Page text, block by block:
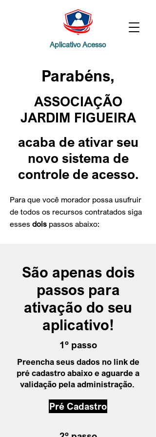
Aplicativo Acesso
Parabéns,
ASSOCIAÇÃO
JARDIM FIGUEIRA
acaba de ativar seu
novo sistema de
controle de acesso.
Para que você morador possa usufruir
de todos os recursos contratados siga
esses dois passos abaixo:
São apenas dois
passos para
ativação do seu
aplicativo!
1º passo
Preencha seus dados no link de
pré cadastro abaixo e aguarde a
validação pela administração.
Pré Cadastro